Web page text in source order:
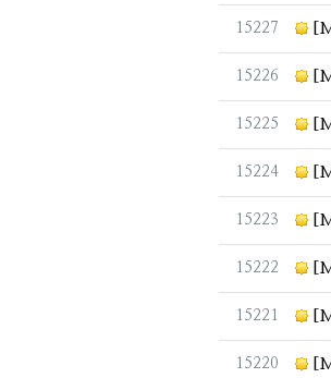
번호
15227
번호
15226
번호
15225
번호
15224
번호
15223
번호
15222
번호
15221
번호
15220